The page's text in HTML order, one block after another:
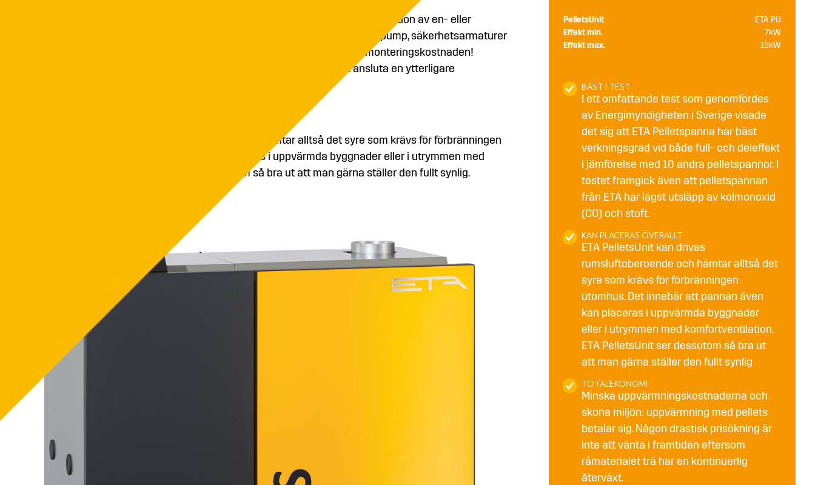
ETA PelletsUnit är den perfekta pelletspannan för modernisering eller nybyggnation av en- eller
flerfamiljshus. Ett helt värmesystem inrymt i en kompakt panna. Högeffektiv pump, säkerhetsarmaturer
och mycket mer är redan integrerat. Det minskar både platsbehovet och monteringskostnaden!
PelletsUnit är inte bara liten utan även flexibel: det går till och med att ansluta en ytterligare
ETA PelletsUnit kan drivas rumsluftoberoende och hämtar alltså det syre som krävs för förbränningen
utomhus. Det innebär att pannan även kan placeras i uppvärmda byggnader eller i utrymmen med
komfortventilation. ETA PelletsUnit ser dessutom så bra ut att man gärna ställer den fullt synlig.
PelletsUnit
ETA PU
Effekt min.
7kW
Effekt max.
15kW
BÄST I TEST
I ett omfattande test som genomfördes
av Energimyndigheten i Sverige visade
det sig att ETA Pelletspanna har bäst
verkningsgrad vid både full- och deleffekt
i jämförelse med 10 andra pelletspannor. I
testet framgick även att pelletspannan
från ETA har lägst utsläpp av kolmonoxid
(CO) och stoft.
KAN PLACERAS ÖVERALLT
ETA PelletsUnit kan drivas
rumsluftoberoende och hämtar alltså det
syre som krävs för förbränningen
utomhus. Det innebär att pannan även
kan placeras i uppvärmda byggnader
eller i utrymmen med komfortventilation.
ETA PelletsUnit ser dessutom så bra ut
att man gärna ställer den fullt synlig
TOTALEKONOMI
Minska uppvärmningskostnaderna och
skona miljön: uppvärmning med pellets
betalar sig. Någon drastisk prisökning är
inte att vänta i framtiden eftersom
råmaterialet trä har en kontinuerlig
återväxt.